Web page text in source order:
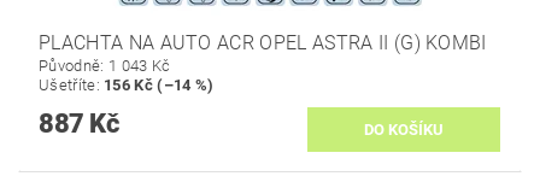
PLACHTA NA AUTO ACR OPEL ASTRA II (G) KOMBI
Původně: 1 043 Kč
Ušetříte: 156 Kč (–14 %)
887 Kč